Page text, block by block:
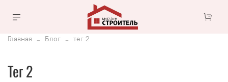
Главная Блог тег 2
тег 2